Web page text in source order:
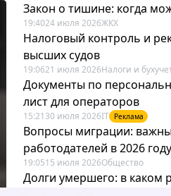
Закон о тишине: когда
19:4024 июля 2026ЖКХ
Налоговый контроль и
высших судов
19:0621 июля 2026Налоги и
Документы по
лист для операторов
15:21 30 июля 2026IT Реклама
Вопросы миграции:
работодателей в 2026 году
19:0515 июля 2026Общество
Долги умершего: в каком